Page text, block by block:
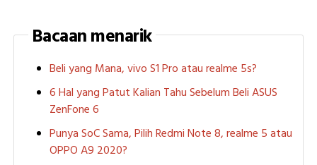
Bacaan menarik
Beli yang Mana, vivo S1 Pro atau realme 5s?
6 Hal yang Patut Kalian Tahu Sebelum Beli ASUS
ZenFone 6
Punya SoC Sama, Pilih Redmi Note 8, realme 5 atau
OPPO A9 2020?